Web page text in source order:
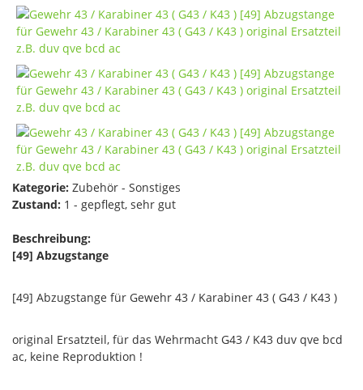
Kategorie: Zubehör - Sonstiges
Zustand: 1 - gepflegt, sehr gut
Beschreibung:
[49] Abzugstange
[49] Abzugstange für Gewehr 43 / Karabiner 43 ( G43 / K43 )
original Ersatzteil, für das Wehrmacht G43 / K43 duv qve bcd
ac, keine Reproduktion !